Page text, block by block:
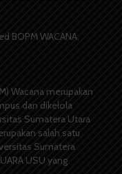
BOPM WACANA.
Wacana merupakan
dan dikelola
Sumatera Utara
salah satu
Sumatera
USU yang